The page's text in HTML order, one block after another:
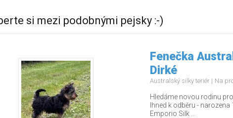
si mezi podobnými pejsky :-)
Fenečka
Dirké
Australský silky teriér Na
Hledáme novou rodinu
Ihned k odběru -
Emporio Silk ...